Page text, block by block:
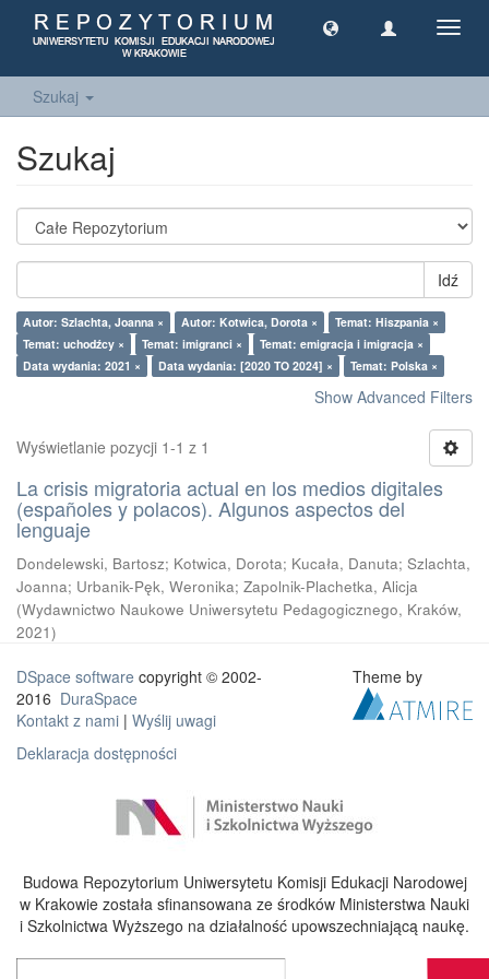
Szukaj
Szukaj
Idź
Autor: Szlachta, Joanna × Autor: Kotwica, Dorota ×
Temat: Hiszpania ×
Temat: uchodźcy ×
Temat: imigranci ×
Temat: emigracja i imigracja ×
Data wydania: 2021 ×
Data wydania: [2020 TO 2024] × Temat: Polska ×
Show Advanced Filters
Wyświetlanie pozycji 1-1 z 1
La crisis migratoria actual en los medios digitales
(españoles y polacos). Algunos aspectos del
lenguaje
Dondelewski, Bartosz; Kotwica, Dorota; Kucała, Danuta; Szlachta,
Joanna; Urbanik-Pęk, Weronika; Zapolnik-Plachetka, Alicja
(Wydawnictwo Naukowe Uniwersytetu Pedagogicznego, Kraków,
2021)
DSpace software copyright © 2002-
2016 DuraSpace
Kontakt z nami | Wyślij uwagi
Deklaracja dostępności
Theme by
Budowa Repozytorium Uniwersytetu Komisji Edukacji Narodowej
w Krakowie została sfinansowana ze środków Ministerstwa Nauki
i Szkolnictwa Wyższego na działalność upowszechniającą naukę.